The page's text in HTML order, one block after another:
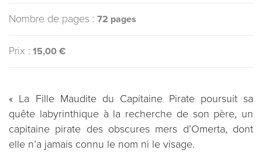
Nombre de pages : 72 pages
Prix : 15,00 €
« La Fille Maudite du Capitaine Pirate poursuit sa
quête labyrinthique à la recherche de son père, un
capitaine pirate des obscures mers d’Omerta, dont
elle n’a jamais connu le nom ni le visage.